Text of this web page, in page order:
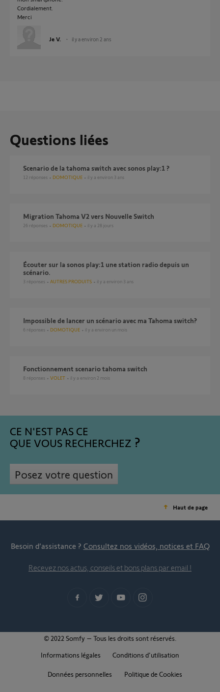
Cordialement.
Merci
Je V. il y a environ 2 ans
Questions liées
scenario de la tahoma switch avec sonos play:1 ?
12 réponses DOMOTIQUE il y a environ 3 ans
Migration Tahoma V2 vers Nouvelle Switch
26 réponses DOMOTIQUE il y a 28 jours
écouter sur la sonos play:1 une station radio depuis un
scénario.
3 réponses AUTRES PRODUITS il y a environ 3 ans
Impossible de lancer un scénario avec ma Tahoma switch?
6 réponses DOMOTIQUE il y a environ un mois
Fonctionnement scenario tahoma switch
8 réponses VOLET il y a environ 2 mois
CE N'EST PAS CE
QUE VOUS RECHERCHEZ
Posez votre question
Haut de page
Besoin d’assistance ? Consultez nos vidéos, notices et FAQ
Recevez nos actus, conseils et bons plans par email !
© 2022 Somfy – Tous les droits sont réservés.
Informations légales
Conditions d'utilisation
Données personnelles Politique de Cookies